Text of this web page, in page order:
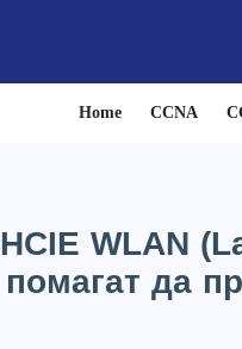
Home CCNA
HCIE WLAN
помагат да